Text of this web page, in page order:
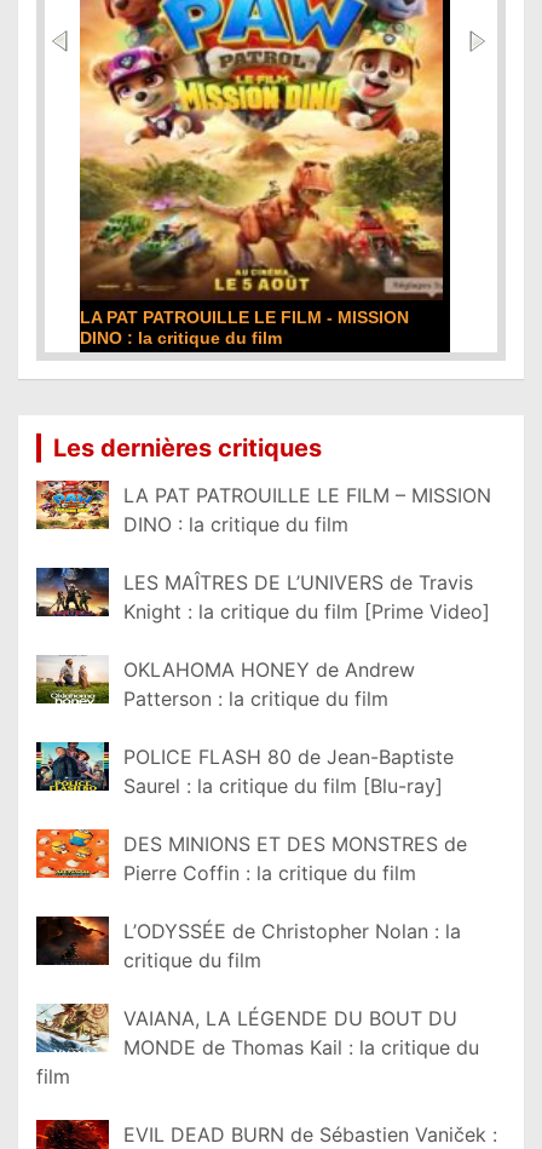
DE LA COMÉDIE-FRANÇAISE : la critique du
film
Les dernières critiques
LA PAT PATROUILLE LE FILM – MISSION
DINO : la critique du film
LES MAÎTRES DE L’UNIVERS de Travis
Knight : la critique du film [Prime Video]
OKLAHOMA HONEY de Andrew
Patterson : la critique du film
POLICE FLASH 80 de Jean-Baptiste
Saurel : la critique du film [Blu-ray]
DES MINIONS ET DES MONSTRES de
Pierre Coffin : la critique du film
L’ODYSSÉE de Christopher Nolan : la
critique du film
VAIANA, LA LÉGENDE DU BOUT DU
MONDE de Thomas Kail : la critique du
film
EVIL DEAD BURN de Sébastien Vaniček :